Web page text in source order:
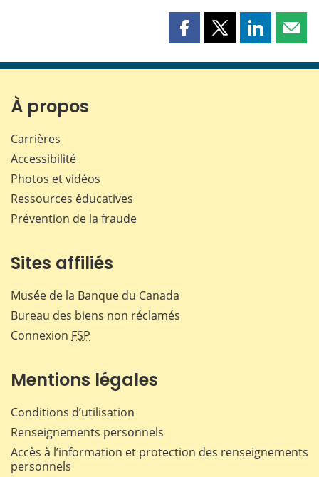
Partager
page
Partager
page
Partager
page page
À propos
Carrières
Accessibilité
Photos et vidéos
Ressources éducatives
Prévention de la fraude
Sites affiliés
Musée de la Banque du Canada
Bureau des biens non réclamés
Connexion FSP
Mentions légales
Conditions d’utilisation
Renseignements personnels
Accès à l’information et protection des renseignements
personnels